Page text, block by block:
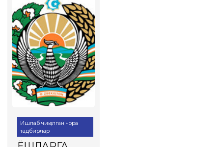
Ижтимоий, иқтисодий,
макроиқтисодий,
аҳоли бандлигига
кўмаклашиш
мақсадида амалга
ошириладиган
режалар ва экспорт
хажмини ошириш
чора-тадбирлари.
Батафсил
Ишлаб чиқилган чора
тадбирлар